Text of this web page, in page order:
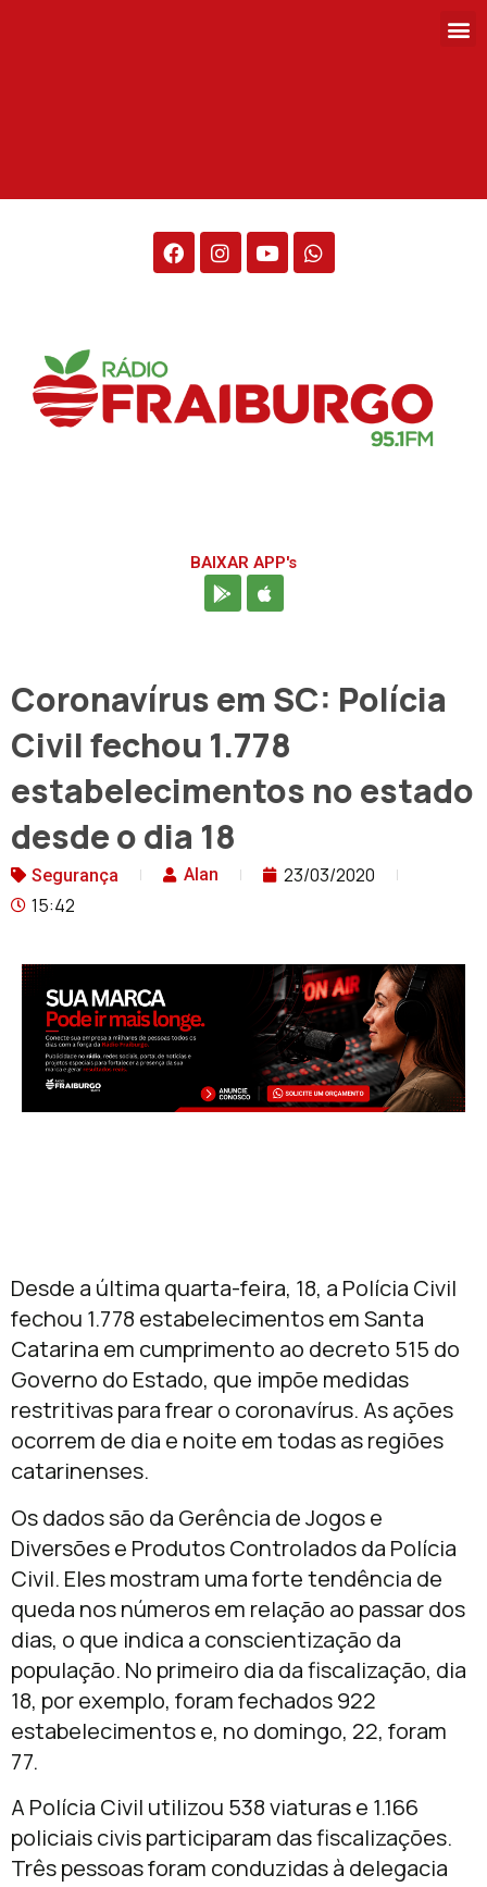
BAIXAR APP's
Coronavírus em SC: Polícia
Civil fechou 1.778
estabelecimentos no estado
desde o dia 18
Segurança Alan
23/03/2020
15:42
Desde a última quarta-feira, 18, a Polícia Civil
fechou 1.778 estabelecimentos em Santa
Catarina em cumprimento ao decreto 515 do
Governo do Estado, que impõe medidas
restritivas para frear o coronavírus. As ações
ocorrem de dia e noite em todas as regiões
catarinenses.
Os dados são da Gerência de Jogos e
Diversões e Produtos Controlados da Polícia
Civil. Eles mostram uma forte tendência de
queda nos números em relação ao passar dos
dias, o que indica a conscientização da
população. No primeiro dia da fiscalização, dia
18, por exemplo, foram fechados 922
estabelecimentos e, no domingo, 22, foram
77.
A Polícia Civil utilizou 538 viaturas e 1.166
policiais civis participaram das fiscalizações.
Três pessoas foram conduzidas à delegacia